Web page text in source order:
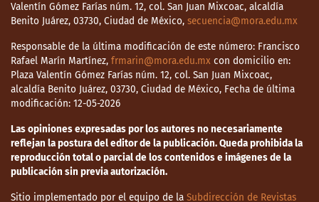
Valentín Gómez Farías núm. 12, col. San Juan Mixcoac, alcaldía
Benito Juárez, 03730, Ciudad de México, secuencia@mora.edu.mx
Responsable de la última modificación de este número: Francisco
Rafael Marín Martínez, frmarin@mora.edu.mx con domicilio en:
Plaza Valentín Gómez Farías núm. 12, col. San Juan Mixcoac,
alcaldía Benito Juárez, 03730, Ciudad de México, Fecha de última
modificación: 12-05-2026
Las opiniones expresadas por los autores no necesariamente
reflejan la postura del editor de la publicación. Queda prohibida la
reproducción total o parcial de los contenidos e imágenes de la
publicación sin previa autorización.
Sitio implementado por el equipo de la Subdirección de Revistas